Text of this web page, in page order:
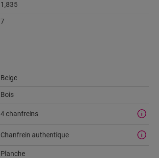
1,835
7
Beige
Bois
4 chanfreins
Chanfrein authentique
Planche